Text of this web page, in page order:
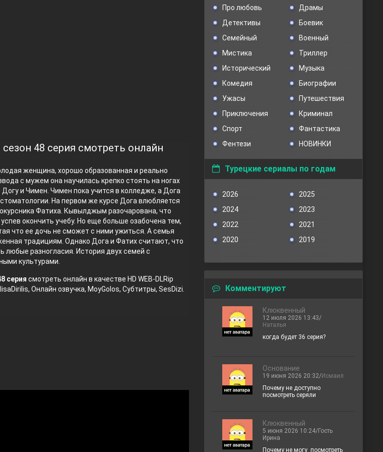
48 серия смотреть онлайн
женщина, хорошо образованная и реально
с мужем она научилась крепко стоять на ногах
и Чимен. Чимен пока учится в колледже, а Дога
На первом же курсе Дога влюбляется
Фатиха. Кывылджым разочарована, что
окончить учебу. Но еще больше озабочена тем,
что ее дочь не сможет с ними ужиться. А семья
традициям. Однако Дога и Фатих считают, что
любые разногласия. История двух семей с
культурами.
серия смотреть онлайн в качестве HD WEB-DLRip
Онлайн озвучка, MoyGolos, Субтитры, SesDizi.
Про любовь
Драмы
Детективы
Боевик
Семейный
Военный
Мистика
Триллер
Исторический
Музыка
Комедия
Биографии
Ужасы
Путешествия
Приключения
Криминал
Спорт
Фантастика
Фентези
НОВИНКИ
Турецкие сериалы по годам
2026
2025
2024
2023
2022
2021
2020
2019
Комментируют
Клюквенный
12 июля 2026 13:43/
Наталья
когда будет 36 серия?
Основание
19 июня 2026 20:32/Исмаил
Почему не доступно
посмотреть серяли
Клюквенный
5 июня 2026 10:24/Гость
Ирина
Почему не могу посмотреть